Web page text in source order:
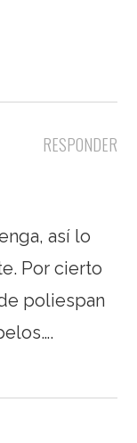
RESPONDER
así lo
Por cierto
poliespan